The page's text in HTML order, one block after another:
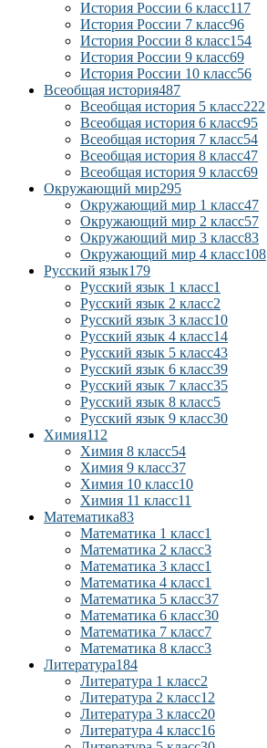
История России 6 класс117
История России 7 класс96
История России 8 класс154
История России 9 класс69
История России 10 класс56
Всеобщая история487
Всеобщая история 5 класс222
Всеобщая история 6 класс95
Всеобщая история 7 класс54
Всеобщая история 8 класс47
Всеобщая история 9 класс69
Окружающий мир295
Окружающий мир 1 класс47
Окружающий мир 2 класс57
Окружающий мир 3 класс83
Окружающий мир 4 класс108
Русский язык179
Русский язык 1 класс1
Русский язык 2 класс2
Русский язык 3 класс10
Русский язык 4 класс14
Русский язык 5 класс43
Русский язык 6 класс39
Русский язык 7 класс35
Русский язык 8 класс5
Русский язык 9 класс30
Химия112
Химия 8 класс54
Химия 9 класс37
Химия 10 класс10
Химия 11 класс11
Математика83
Математика 1 класс1
Математика 2 класс3
Математика 3 класс1
Математика 4 класс1
Математика 5 класс37
Математика 6 класс30
Математика 7 класс7
Математика 8 класс3
Литература184
Литература 1 класс2
Литература 2 класс12
Литература 3 класс20
Литература 4 класс16